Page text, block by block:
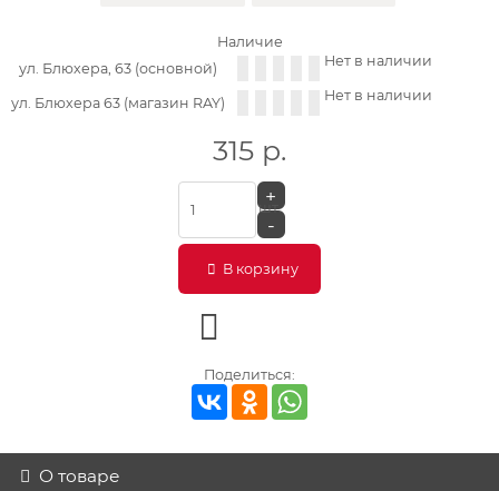
Наличие
ул. Блюхера, 63 (основной)
Нет в наличии
ул. Блюхера 63 (магазин RAY) Нет в наличии
315 р.
шт.
+
-
В корзину
Поделиться:
О товаре